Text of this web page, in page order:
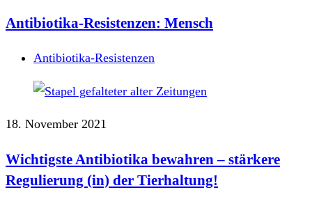
Antibiotika-Resistenzen: Mensch
Antibiotika-Resistenzen
18. November 2021
Wichtigste Antibiotika bewahren – stärkere
Regulierung (in) der Tierhaltung!